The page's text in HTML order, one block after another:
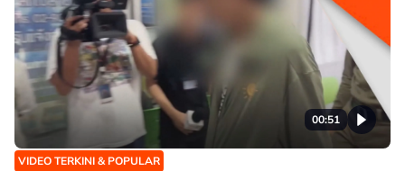
00:51
VIDEO TERKINI & POPULAR